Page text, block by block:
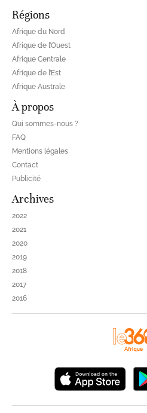
Régions
Afrique du Nord
Afrique de l’Ouest
Afrique Centrale
Afrique de l’Est
Afrique Australe
À propos
Qui sommes-nous ?
FAQ
Mentions légales
Contact
Publicité
Archives
2022
2021
2020
2019
2018
2017
2016